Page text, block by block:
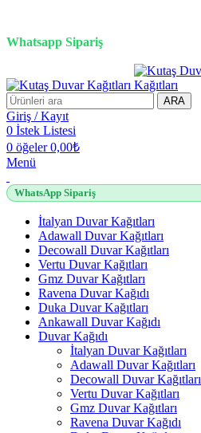
Whatsapp Sipariş
ARA
Giriş / Kayıt
0 İstek Listesi
0 öğeler 0,00₺
Menü
WhatsApp Sipariş
İtalyan Duvar Kağıtları
Adawall Duvar Kağıtları
Decowall Duvar Kağıtları
Vertu Duvar Kağıtları
Gmz Duvar Kağıtları
Ravena Duvar Kağıdı
Duka Duvar Kağıtları
Ankawall Duvar Kağıdı
Duvar Kağıdı
İtalyan Duvar Kağıtları
Adawall Duvar Kağıtları
Decowall Duvar Kağıtları
Vertu Duvar Kağıtları
Gmz Duvar Kağıtları
Ravena Duvar Kağıdı